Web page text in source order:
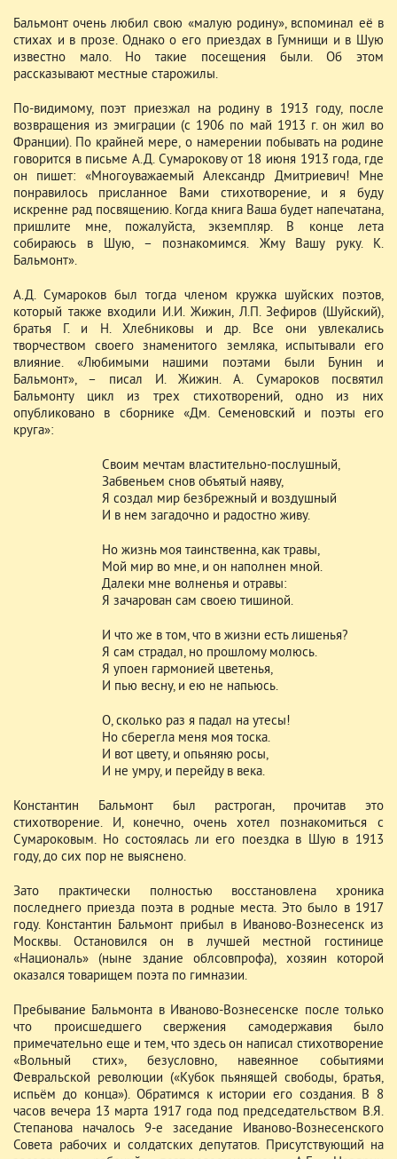
Бальмонт очень любил свою «малую родину», вспоминал её в
стихах и в прозе. Однако о его приездах в Гумнищи и в Шую
известно мало. Но такие посещения были. Об этом
рассказывают местные старожилы.
По-видимому, поэт приезжал на родину в 1913 году, после
возвращения из эмиграции (с 1906 по май 1913 г. он жил во
Франции). По крайней мере, о намерении побывать на родине
говорится в письме А.Д. Сумарокову от 18 июня 1913 года, где
он пишет: «Многоуважаемый Александр Дмитриевич! Мне
понравилось присланное Вами стихотворение, и я буду
искренне рад посвящению. Когда книга Ваша будет напечатана,
пришлите мне, пожалуйста, экземпляр. В конце лета
собираюсь в Шую, – познакомимся. Жму Вашу руку. К.
Бальмонт».
А.Д. Сумароков был тогда членом кружка шуйских поэтов,
который также входили И.И. Жижин, Л.П. Зефиров (Шуйский),
братья Г. и Н. Хлебниковы и др. Все они увлекались
творчеством своего знаменитого земляка, испытывали его
влияние. «Любимыми нашими поэтами были Бунин и
Бальмонт», – писал И. Жижин. А. Сумароков посвятил
Бальмонту цикл из трех стихотворений, одно из них
опубликовано в сборнике «Дм. Семеновский и поэты его
круга»:
Своим мечтам властительно-послушный,
Забвеньем снов объятый наяву,
Я создал мир безбрежный и воздушный
И в нем загадочно и радостно живу.
Но жизнь моя таинственна, как травы,
Мой мир во мне, и он наполнен мной.
Далеки мне волненья и отравы:
Я зачарован сам своею тишиной.
И что же в том, что в жизни есть лишенья?
Я сам страдал, но прошлому молюсь.
Я упоен гармонией цветенья,
И пью весну, и ею не напьюсь.
О, сколько раз я падал на утесы!
Но сберегла меня моя тоска.
И вот цвету, и опьяняю росы,
И не умру, и перейду в века.
Константин Бальмонт был растроган, прочитав это
стихотворение. И, конечно, очень хотел познакомиться с
Сумароковым. Но состоялась ли его поездка в Шую в 1913
году, до сих пор не выяснено.
Зато практически полностью восстановлена хроника
последнего приезда поэта в родные места. Это было в 1917
году. Константин Бальмонт прибыл в Иваново-Вознесенск из
Москвы. Остановился он в лучшей местной гостинице
«Националь» (ныне здание облсовпрофа), хозяин которой
оказался товарищем поэта по гимназии.
Пребывание Бальмонта в Иваново-Вознесенске после только
что происшедшего свержения самодержавия было
примечательно еще и тем, что здесь он написал стихотворение
«Вольный стих», безусловно, навеянное событиями
Февральской революции («Кубок пьянящей свободы, братья,
испьём до конца»). Обратимся к истории его создания. В 8
часов вечера 13 марта 1917 года под председательством В.Я.
Степанова началось 9-е заседание Иваново-Вознесенского
Совета рабочих и солдатских депутатов. Присутствующий на